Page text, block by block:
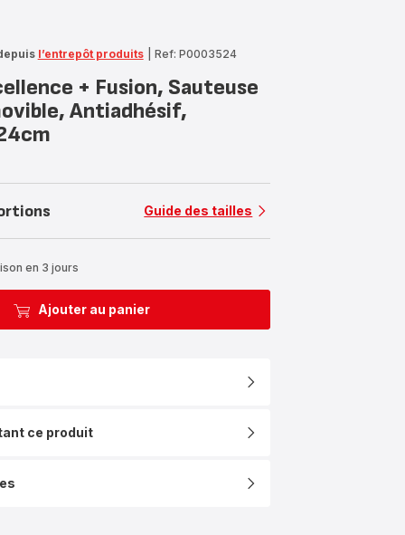
l’entrepôt produits Ref: P0003524
+ Fusion, Sauteuse
Antiadhésif,
Guide des tailles
en 3 jours
Ajouter au panier
ce produit